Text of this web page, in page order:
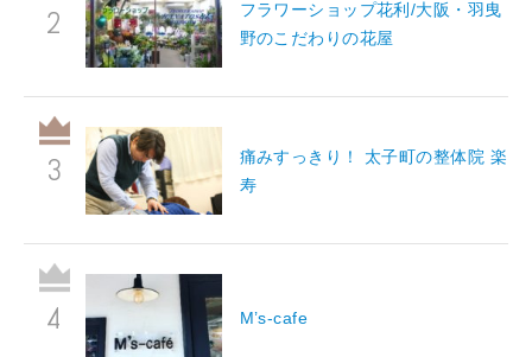
フラワーショップ花利/大阪・羽曳
野のこだわりの花屋
痛みすっきり！ 太子町の整体院 楽
寿
M’s-cafe